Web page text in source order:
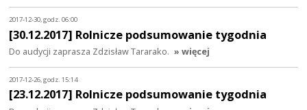
2017-12-30, godz. 06:00
[30.12.2017] Rolnicze podsumowanie tygodnia
Do audycji zaprasza Zdzisław Tararako. » więcej
2017-12-26, godz. 15:14
[23.12.2017] Rolnicze podsumowanie tygodnia